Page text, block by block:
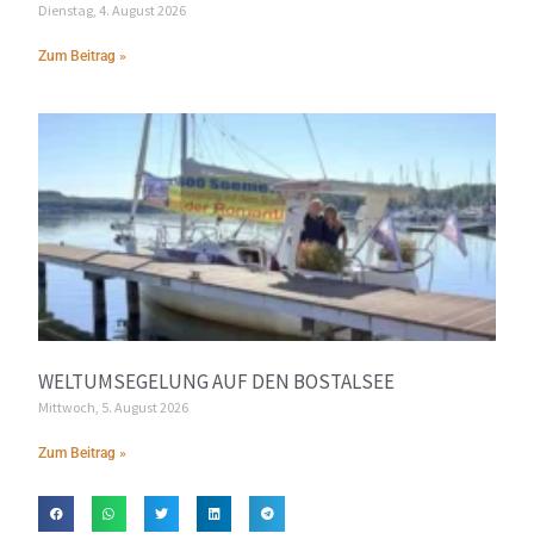
Dienstag, 4. August 2026
Zum Beitrag »
WELTUMSEGELUNG AUF DEN BOSTALSEE
Mittwoch, 5. August 2026
Zum Beitrag »